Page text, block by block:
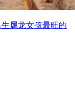
生属龙女孩最旺的